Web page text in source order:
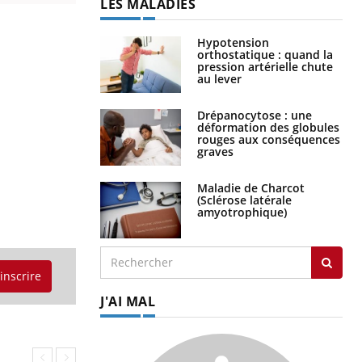
LES MALADIES
Hypotension
orthostatique : quand la
pression artérielle chute
au lever
Drépanocytose : une
déformation des globules
rouges aux conséquences
graves
Maladie de Charcot
(Sclérose latérale
amyotrophique)
J'AI MAL